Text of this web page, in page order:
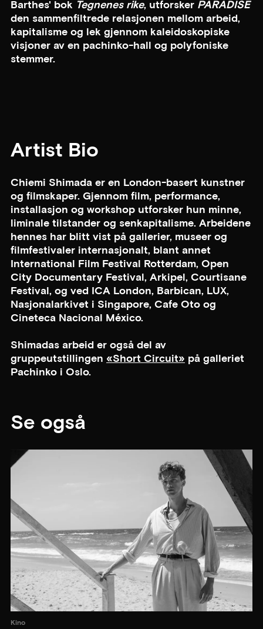
Barthes' bok Tegnenes rike, utforsker PARADISE
den sammenfiltrede relasjonen mellom arbeid,
kapitalisme og lek gjennom kaleidoskopiske
visjoner av en pachinko-hall og polyfoniske
stemmer.
Artist Bio
Chiemi Shimada er en London-basert kunstner
og filmskaper. Gjennom film, performance,
installasjon og workshop utforsker hun minne,
liminale tilstander og senkapitalisme. Arbeidene
hennes har blitt vist på gallerier, museer og
filmfestivaler internasjonalt, blant annet
International Film Festival Rotterdam, Open
City Documentary Festival, Arkipel, Courtisane
Festival, og ved ICA London, Barbican, LUX,
Nasjonalarkivet i Singapore, Cafe Oto og
Cineteca Nacional México.
Shimadas arbeid er også del av
gruppeutstillingen «Short Circuit» på galleriet
Pachinko i Oslo.
Se også
Kino